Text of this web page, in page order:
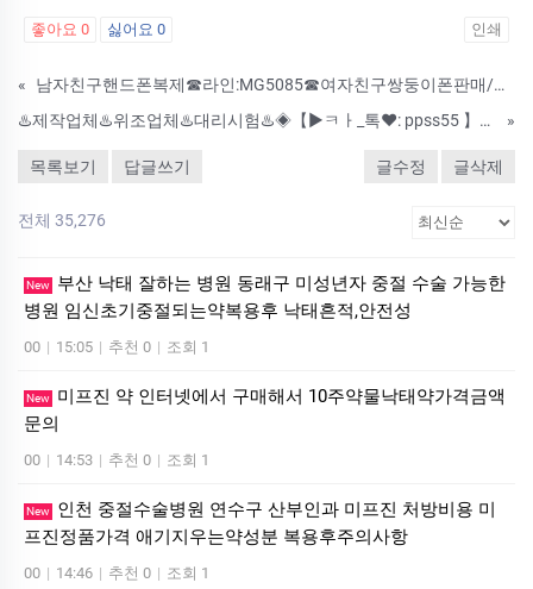
좋아요 0 싫어요 0 인쇄
«
남자친구핸드폰복제☎라인:MG5085☎여자친구쌍둥이폰판매/애인휴대폰해킹의뢰/해킹의뢰합니다
♨️제작업체♨️위조업체♨️대리시험♨️◈【▶ㅋㅏ_톡♥: ppss55 】【▶텔레♥ : kxc24 】◈♨️ #해외학위증위조 #상해진단서제작 #이민서류위조 #추천서제작♨️ ♨️제작업체-위조업체-대리시험♨️ #해외학위증위조 #상해
»
목록보기 답글쓰기 글수정 글삭제
전체 35,276
New
부산 낙태 잘하는 병원 동래구 미성년자 중절 수술 가능한
병원 임신초기중절되는약복용후 낙태흔적,안전성
00 | 15:05 | 추천 0 | 조회 1
New
미프진 약 인터넷에서 구매해서 10주약물낙태약가격금액
문의
00 | 14:53 | 추천 0 | 조회 1
New
인천 중절수술병원 연수구 산부인과 미프진 처방비용 미
프진정품가격 애기지우는약성분 복용후주의사항
00 | 14:46 | 추천 0 | 조회 1